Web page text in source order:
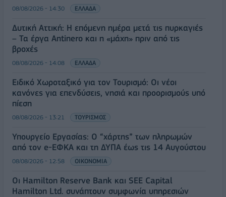
08/08/2026 - 14:30 ΕΛΛΑΔΑ
Δυτική Αττική: Η επόμενη ημέρα μετά τις πυρκαγιές
– Τα έργα Antinero και η «μάχη» πριν από τις
βροχές
08/08/2026 - 14:08 ΕΛΛΑΔΑ
Ειδικό Χωροταξικό για τον Τουρισμό: Οι νέοι
κανόνες για επενδύσεις, νησιά και προορισμούς υπό
πίεση
08/08/2026 - 13:21 ΤΟΥΡΙΣΜΟΣ
Υπουργείο Εργασίας: Ο “χάρτης” των πληρωμών
από τον e-ΕΦΚΑ και τη ΔΥΠΑ έως τις 14 Αυγούστου
08/08/2026 - 12:58 ΟΙΚΟΝΟΜΙΑ
Οι Hamilton Reserve Bank και SEE Capital
Hamilton Ltd. συνάπτουν συμφωνία υπηρεσιών